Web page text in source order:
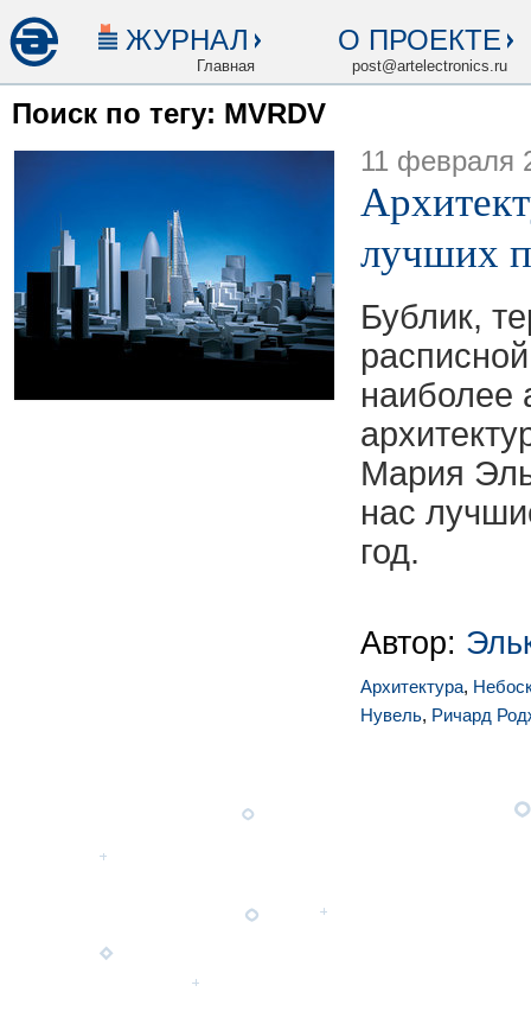
ЖУРНАЛ
Главная
О ПРОЕКТЕ
post@artelectronics.ru
Поиск по тегу: MVRDV
11 февраля
лучших
Бублик,
наиболее
Мария
нас
год.
Автор:
Архитектура,
Нувель, Ричард